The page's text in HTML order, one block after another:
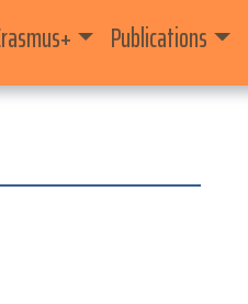
Publications